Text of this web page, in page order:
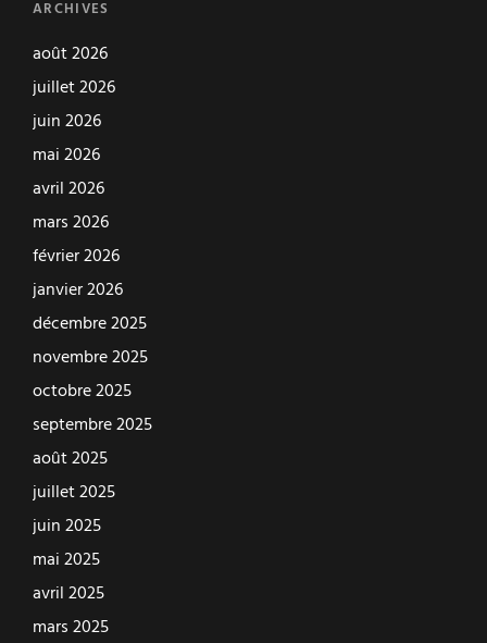
ARCHIVES
août 2026
juillet 2026
juin 2026
mai 2026
avril 2026
mars 2026
février 2026
janvier 2026
décembre 2025
novembre 2025
octobre 2025
septembre 2025
août 2025
juillet 2025
juin 2025
mai 2025
avril 2025
mars 2025